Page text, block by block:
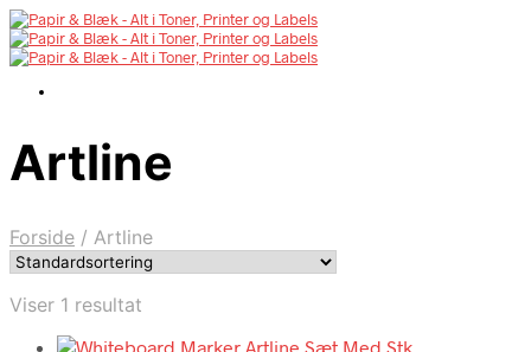
Artline
Forside / Artline
Viser 1 resultat